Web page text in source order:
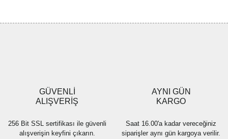
GÜVENLİ
ALIŞVERİŞ
256 Bit SSL sertifikası ile güvenli
alışverişin keyfini çıkarın.
AYNI GÜN
KARGO
Saat 16.00'a kadar vereceğiniz
siparişler aynı gün kargoya verilir.